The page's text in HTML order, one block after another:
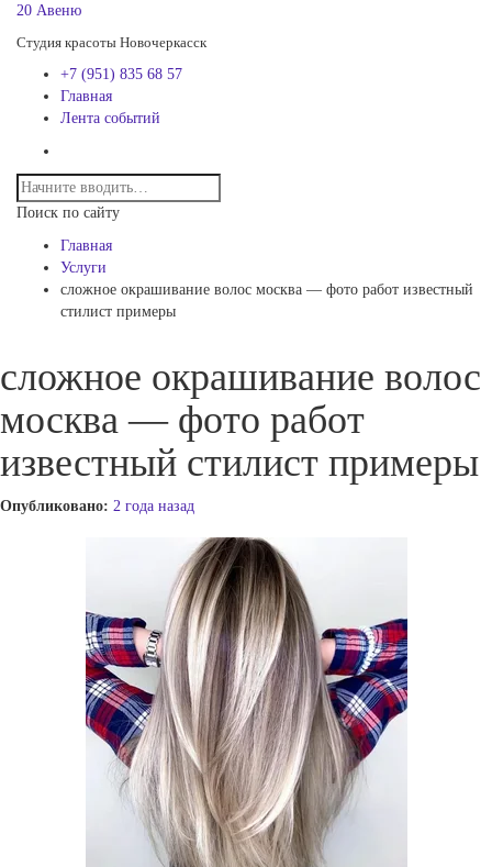
20 Авеню
Студия красоты Новочеркасск
+7 (951) 835 68 57
Главная
Лента событий
Поиск по сайту
Главная
Услуги
сложное окрашивание волос москва — фото работ известный
стилист примеры
сложное окрашивание волос
москва — фото работ
известный стилист примеры
Опубликовано: 2 года назад